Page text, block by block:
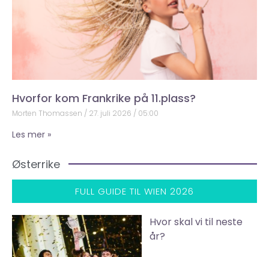
Hvorfor kom Frankrike på 11.plass?
Morten Thomassen 27. juli 2026 05:00
Les mer »
Østerrike
FULL GUIDE TIL WIEN 2026
Hvor skal vi til neste
år?